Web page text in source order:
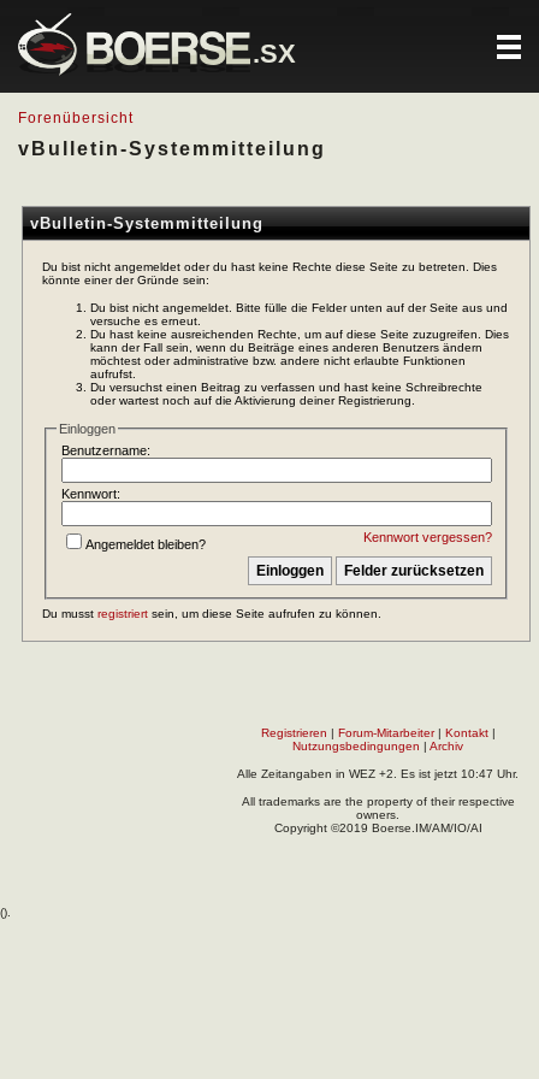
.SX
Forenübersicht
vBulletin-Systemmitteilung
vBulletin-Systemmitteilung
Du bist nicht angemeldet oder du hast keine Rechte diese Seite zu betreten. Dies
könnte einer der Gründe sein:
Du bist nicht angemeldet. Bitte fülle die Felder unten auf der Seite aus und
versuche es erneut.
Du hast keine ausreichenden Rechte, um auf diese Seite zuzugreifen. Dies
kann der Fall sein, wenn du Beiträge eines anderen Benutzers ändern
möchtest oder administrative bzw. andere nicht erlaubte Funktionen
aufrufst.
Du versuchst einen Beitrag zu verfassen und hast keine Schreibrechte
oder wartest noch auf die Aktivierung deiner Registrierung.
Einloggen
Benutzername:
Kennwort:
Kennwort vergessen?
Angemeldet bleiben?
Du musst registriert sein, um diese Seite aufrufen zu können.
Registrieren | Forum-Mitarbeiter| Kontakt|
Nutzungsbedingungen | Archiv
Alle Zeitangaben in WEZ +2. Es ist jetzt 10:47 Uhr.
All trademarks are the property of their respective
owners.
Copyright ©2019 Boerse.IM/AM/IO/AI
().